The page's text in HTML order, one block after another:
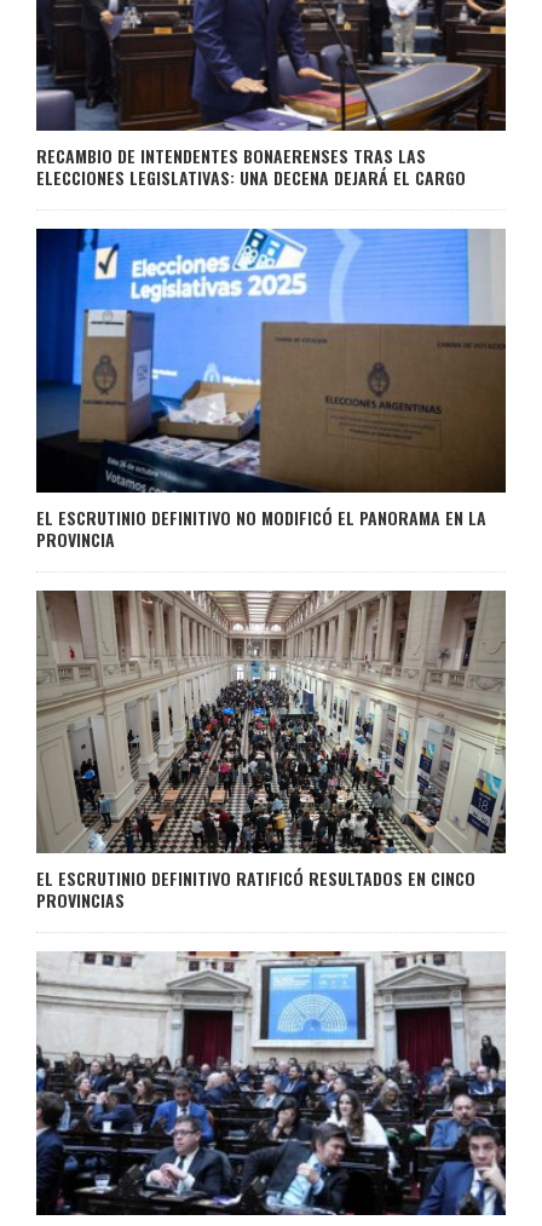
RECAMBIO DE INTENDENTES BONAERENSES TRAS LAS
ELECCIONES LEGISLATIVAS: UNA DECENA DEJARÁ EL CARGO
EL ESCRUTINIO DEFINITIVO NO MODIFICÓ EL PANORAMA EN LA
PROVINCIA
EL ESCRUTINIO DEFINITIVO RATIFICÓ RESULTADOS EN CINCO
PROVINCIAS